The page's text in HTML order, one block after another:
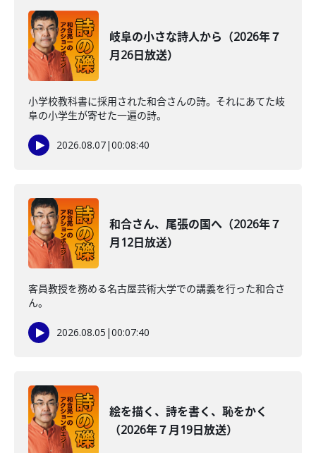
岐阜の小さな詩人から（2026年７
月26日放送）
小学校教科書に採用された和合さんの詩。それにあてた岐
阜の小学生が寄せた一遍の詩。
2026.08.07|00:08:40
和合さん、尾張の国へ（2026年７
月12日放送）
客員教授を務める名古屋芸術大学での講義を行った和合さ
ん。
2026.08.05 |00:07:40
絵を描く、詩を書く、恥をかく
（2026年７月19日放送）